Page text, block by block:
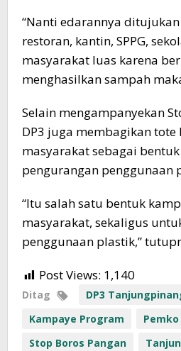
“Nanti edarannya
restoran, kantin, SPPG,
masyarakat luas karena
menghasilkan sampah
Selain mengampanyekan
DP3 juga membagikan tote
masyarakat sebagai
pengurangan penggunaan
“Itu salah satu bentuk
masyarakat, sekaligus
penggunaan plastik,”
Post Views: 1,140
Ditag
DP3
Kampaye Program
Stop Boros Pangan